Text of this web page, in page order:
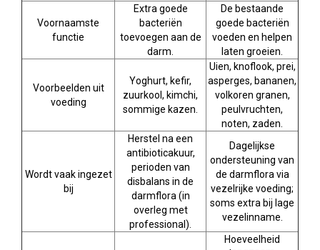
Voornaamste
functie
Extra goede
bacteriën
toevoegen aan de
darm.
De bestaande
goede bacteriën
voeden en helpen
laten groeien.
Voorbeelden uit
voeding
Yoghurt, kefir,
zuurkool, kimchi,
sommige kazen.
Uien, knoflook, prei,
asperges, bananen,
volkoren granen,
peulvruchten,
noten, zaden.
Wordt vaak ingezet
bij
Herstel na een
antibioticakuur,
perioden van
disbalans in de
darmflora (in
overleg met
professional).
Dagelijkse
ondersteuning van
de darmflora via
vezelrijke voeding;
soms extra bij lage
vezelinname.
Hoeveelheid